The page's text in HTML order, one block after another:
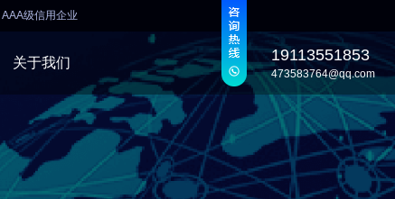
AAA级信用企业
关于我们 19113551853
473583764@qq.com